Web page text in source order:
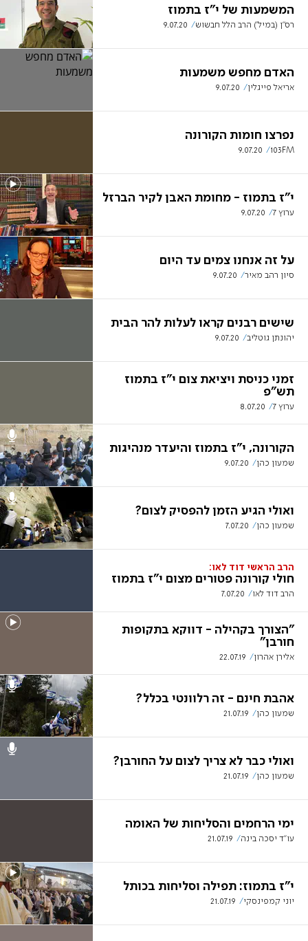
המשמעות של י"ז בתמוז
רס"ן (במיל') הרב הלל חבשוש 9.07.20
האדם מחפש משמעות
אריאל פייגלין 9.07.20
נפרצו חומות הקורונה
103FM
9.07.20
י"ז בתמוז - מחומת האבן לקיר הברזל
ערוץ 7 9.07.20
על זה אנחנו צמים עד היום
סיון רהב מאיר 9.07.20
שישים רבנים קראו לעלות להר הבית
יהונתן גוטליב 9.07.20
זמני כניסת ויציאת צום י"ז בתמוז
תש"פ
ערוץ 7 8.07.20
הקורונה, י"ז בתמוז והיעדר מנהיגות
שמעון כהן 9.07.20
ואולי הגיע הזמן להפסיק לצום?
שמעון כהן 7.07.20
הרב הראשי דוד לאו:
חולי קורונה פטורים מצום י"ז בתמוז
הרב דוד לאו 7.07.20
"הצורך בקהילה - דווקא בתקופות
חורבן"
אלירן אהרון 22.07.19
אהבת חינם - זה רלוונטי בכלל?
שמעון כהן 21.07.19
ואולי כבר לא צריך לצום על החורבן?
שמעון כהן 21.07.19
ימי הרחמים והסליחות של האומה
עו"ד יסכה בינה 21.07.19
י"ז בתמוז: תפילה וסליחות בכותל
יוני קמפינסקי 21.07.19